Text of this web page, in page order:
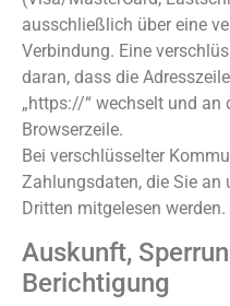
ausschließlich über eine
Verbindung. Eine
daran, dass die
„https://“ wechselt und an
Browserzeile.
Bei verschlüsselter
Zahlungsdaten, die Sie an
Dritten mitgelesen werden.
Auskunft,
Berichtigung